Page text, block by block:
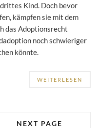
Kind. Doch bevor
kämpfen sie mit dem
das Adoptionsrecht
noch schwieriger
könnte.
WEITERLESEN
NEXT PAGE